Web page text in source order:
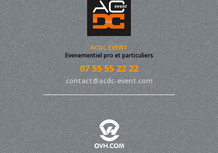
ACDC EVENT
Evenementiel pro et particuliers
07 55 55 22 22
contact@acdc-event.com